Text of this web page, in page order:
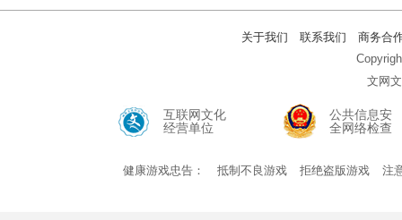
关于我们 联系我们
商务合
文网
互联网文化
经营单位
公共信息安
全网络检查
健康游戏忠告： 抵制不良游戏 拒绝盗版游戏 注